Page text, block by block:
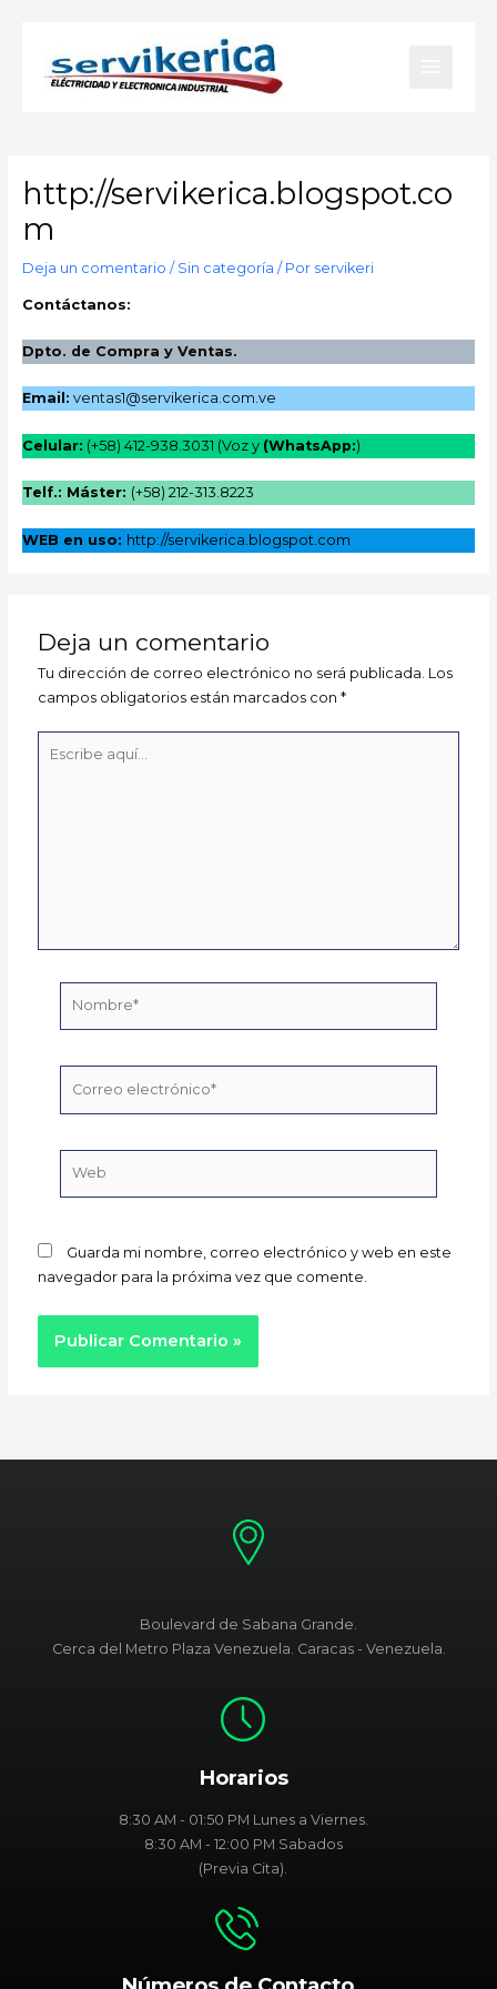
contenido
http://servikerica.blogspot.co
m
Deja un comentario / Sin categoría / Por servikeri
Contáctanos:
Dpto. de Compra y Ventas.
Email: ventas1@servikerica.com.ve
Celular: (+58) 412-938.3031 (Voz y (WhatsApp:)
Telf.: Máster: (+58) 212-313.8223
WEB en uso: http://servikerica.blogspot.com
Deja un comentario
Tu dirección de correo electrónico no será publicada. Los
campos obligatorios están marcados con*
Guarda mi nombre, correo electrónico y web en este
navegador para la próxima vez que comente.
Boulevard de Sabana Grande.
Cerca del Metro Plaza Venezuela. Caracas - Venezuela.
Horarios
8:30 AM - 01:50 PM Lunes a Viernes.
8:30 AM - 12:00 PM Sabados
(Previa Cita).